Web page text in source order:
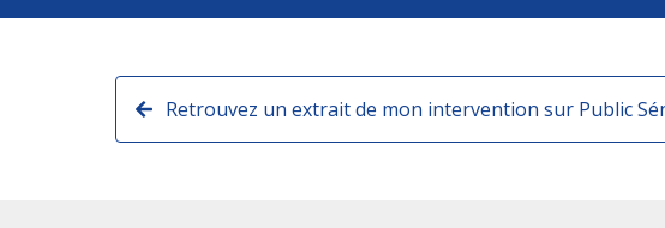
Retrouvez un extrait de mon intervention sur Public